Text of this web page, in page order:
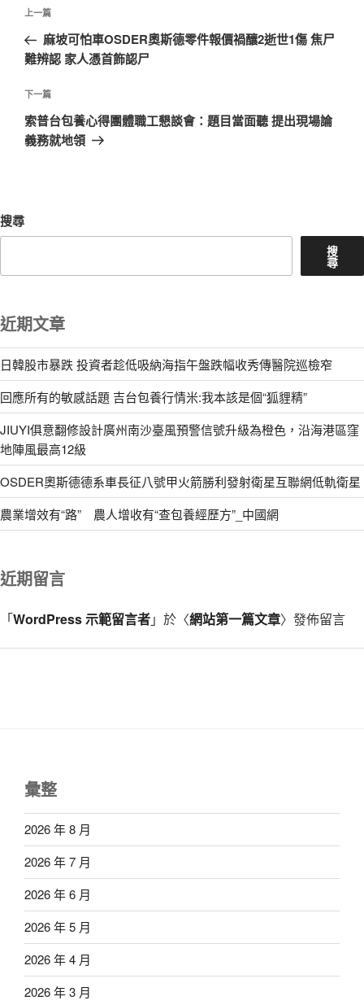
導
覽
上
一
篇
章
上一篇
麻坡可怕車OSDER奧斯德零件報價禍釀2逝世1傷 焦尸
難辨認 家人憑首飾認尸
下
一
篇
下一篇
索普台包養心得團體職工懇談會：題目當面聽 提出現場論
義務就地領
搜尋
搜
尋
近期文章
日韓股市暴跌 投資者趁低吸納海指午盤跌幅收秀傳醫院巡檢窄
回應所有的敏感話題 吉台包養行情米:我本該是個“狐貍精”
JIUYI俱意翻修設計廣州南沙臺風預警信號升級為橙色，沿海港區窪
地陣風最高12級
OSDER奧斯德德系車長征八號甲火箭勝利發射衛星互聯網低軌衛星
農業增效有“路” 農人增收有“查包養經歷方”_中國網
近期留言
「WordPress 示範留言者」於〈網站第一篇文章〉發佈留言
彙整
2026 年 8 月
2026 年 7 月
2026 年 6 月
2026 年 5 月
2026 年 4 月
2026 年 3 月